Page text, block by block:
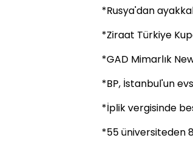
*Rusya'dan
*Ziraat Türkiye
*GAD Mimarlık
*BP, İstanbul'un
*İplik vergisinde
*55 üniversiteden